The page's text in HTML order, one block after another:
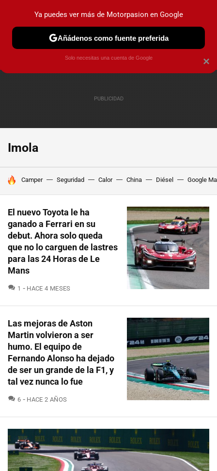
PRUEBAS COCHES ELÉCTRICOS OBSERVATORIO
Imola
HOY SE HABLA DE
Camper Seguridad Calor China Diésel Google
El nuevo Toyota le ha
ganado a Ferrari en su
debut. Ahora solo queda
que no lo carguen de lastres
para las 24 Horas de Le
Mans
1 COMENTARIOS
HACE 4 MESES
Las mejoras de Aston
Martin volvieron a ser
humo. El equipo de
Fernando Alonso ha dejado
de ser un grande de la F1, y
tal vez nunca lo fue
6 COMENTARIOS
HACE 2 AÑOS
×
Ya puedes ver más de Motorpasion en Google
Añádenos como fuente preferida
Solo necesitas una cuenta de Google